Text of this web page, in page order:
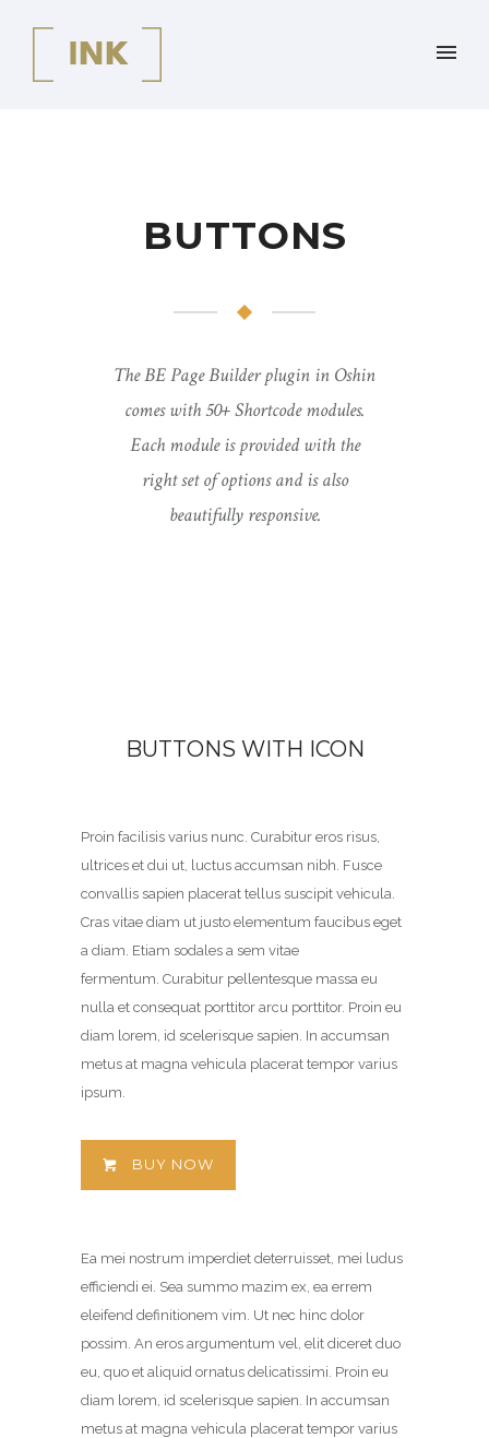
BUTTONS
The BE Page Builder plugin in Oshin
comes with 50+ Shortcode modules.
Each module is provided with the
right set of options and is also
beautifully responsive.
BUTTONS WITH ICON
Proin facilisis varius nunc. Curabitur eros risus,
ultrices et dui ut, luctus accumsan nibh. Fusce
convallis sapien placerat tellus suscipit vehicula.
Cras vitae diam ut justo elementum faucibus eget
a diam. Etiam sodales a sem vitae
fermentum. Curabitur pellentesque massa eu
nulla et consequat porttitor arcu porttitor. Proin eu
diam lorem, id scelerisque sapien. In accumsan
metus at magna vehicula placerat tempor varius
ipsum.
BUY NOW
Ea mei nostrum imperdiet deterruisset, mei ludus
efficiendi ei. Sea summo mazim ex, ea errem
eleifend definitionem vim. Ut nec hinc dolor
possim. An eros argumentum vel, elit diceret duo
eu, quo et aliquid ornatus delicatissimi. Proin eu
diam lorem, id scelerisque sapien. In accumsan
metus at magna vehicula placerat tempor varius